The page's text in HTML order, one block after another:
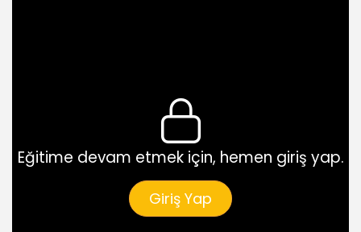
Eğitime devam etmek için, hemen giriş yap.
Giriş Yap